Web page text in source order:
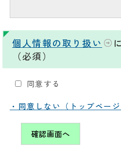
個人情報の取り扱い
（必須）
同意する
・同意しない（トップページ